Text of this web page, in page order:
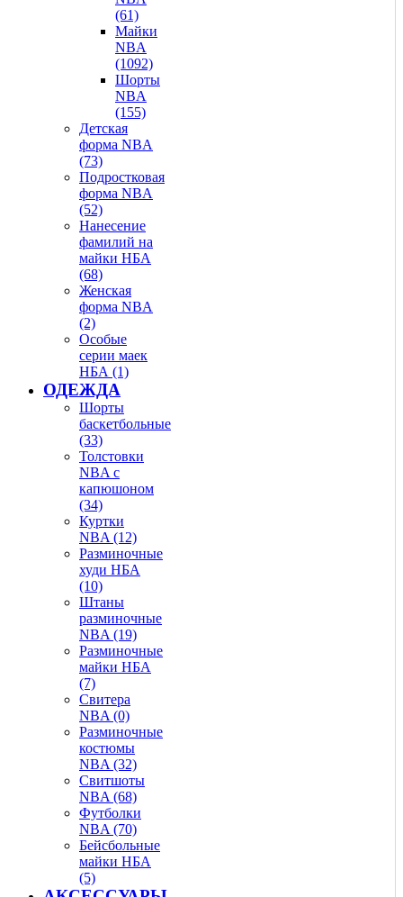
(61)
Майки
NBA
(1092)
Шорты
NBA
(155)
Детская
форма NBA
(73)
Подростковая
форма NBA
(52)
Нанесение
фамилий на
майки НБА
(68)
Женская
форма NBA
(2)
Особые
серии маек
НБА (1)
ОДЕЖДА
Шорты
баскетбольные
(33)
Толстовки
NBA с
капюшоном
(34)
Куртки
NBA (12)
Разминочные
худи НБА
(10)
Штаны
разминочные
NBA (19)
Разминочные
майки НБА
(7)
Свитера
NBA (0)
Разминочные
костюмы
NBA (32)
Свитшоты
NBA (68)
Футболки
NBA (70)
Бейсбольные
майки НБА
(5)